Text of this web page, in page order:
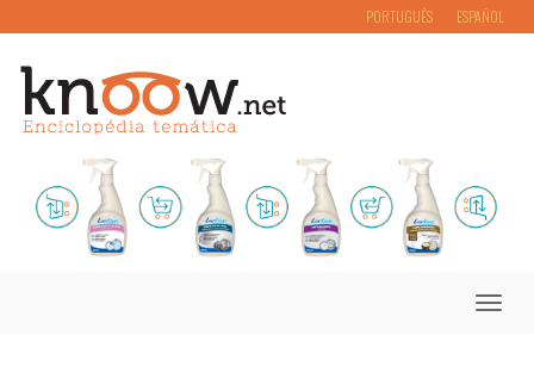
PORTUGUÊS ESPAÑOL
Toggle